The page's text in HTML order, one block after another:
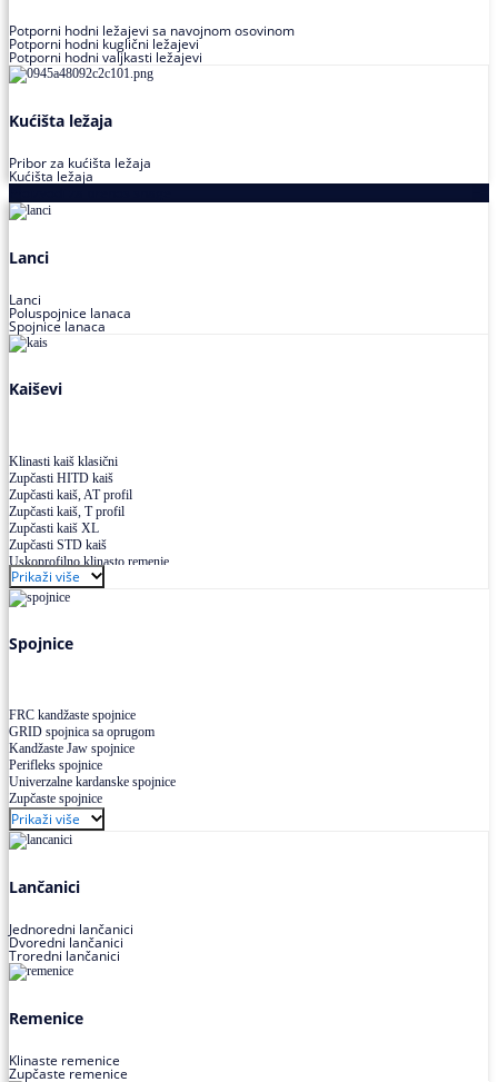
Potporni hodni ležajevi sa navojnom osovinom
Potporni hodni kuglični ležajevi
Potporni hodni valjkasti ležajevi
Kućišta ležaja
Pribor za kućišta ležaja
Kućišta ležaja
Lanci
Lanci
Poluspojnice lanaca
Spojnice lanaca
Kaiševi
Klinasti kaiš klasični
Zupčasti HITD kaiš
Zupčasti kaiš, AT profil
Zupčasti kaiš, T profil
Zupčasti kaiš XL
Zupčasti STD kaiš
Uskoprofilno klinasto remenje
Uskoprofilno klinasto remenje spojeno
Uskoprofilno klinasto remenje XP extra power
Višekanalno remenje PJ,PK
Prikaži više
Spojnice
FRC kandžaste spojnice
GRID spojnica sa oprugom
Kandžaste Jaw spojnice
Perifleks spojnice
Univerzalne kardanske spojnice
Zupčaste spojnice
Prikaži više
Lančanici
Jednoredni lančanici
Dvoredni lančanici
Troredni lančanici
Remenice
Klinaste remenice
Zupčaste remenice